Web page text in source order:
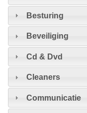
Besturing
Beveiliging
Cd & Dvd
Cleaners
Communicatie